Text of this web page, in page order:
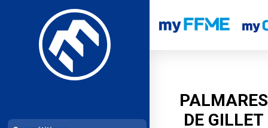
Les compétitions Calendrier de compétitions Classements
PALMARES
DE GILLET